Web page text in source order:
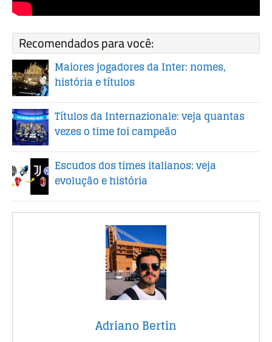
Recomendados para você:
Maiores jogadores da Inter: nomes,
história e títulos
Títulos da Internazionale: veja quantas
vezes o time foi campeão
Escudos dos times italianos: veja
evolução e história
Adriano Bertin